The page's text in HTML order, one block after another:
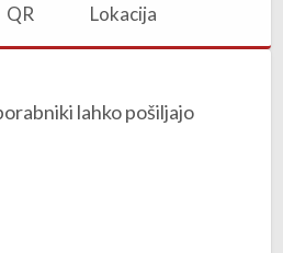
QR Lokacija
lahko pošiljajo